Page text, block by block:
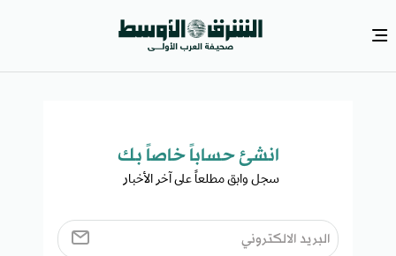
انشئ حساباً خاصاً بك​
سجل وابق مطلعاً على آخر الأخبار ​